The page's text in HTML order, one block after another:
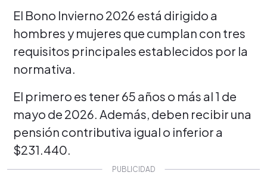
El Bono Invierno 2026 está dirigido a
hombres y mujeres que cumplan con tres
requisitos principales establecidos por la
normativa.
El primero es tener 65 años o más al 1 de
mayo de 2026. Además, deben recibir una
pensión contributiva igual o inferior a
$231.440.